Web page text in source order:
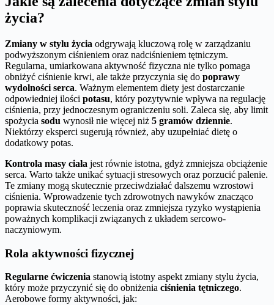
życia?
Zmiany w stylu życia odgrywają kluczową rolę w zarządzaniu
podwyższonym ciśnieniem oraz nadciśnieniem tętniczym.
Regularna, umiarkowana aktywność fizyczna nie tylko pomaga
obniżyć ciśnienie krwi, ale także przyczynia się do poprawy
wydolności serca. Ważnym elementem diety jest dostarczanie
odpowiedniej ilości potasu, który pozytywnie wpływa na regulację
ciśnienia, przy jednoczesnym ograniczeniu soli. Zaleca się, aby limit
spożycia sodu wynosił nie więcej niż 5 gramów dziennie.
Niektórzy eksperci sugerują również, aby uzupełniać dietę o
dodatkowy potas.
Kontrola masy ciała jest równie istotna, gdyż zmniejsza obciążenie
serca. Warto także unikać sytuacji stresowych oraz porzucić palenie.
Te zmiany mogą skutecznie przeciwdziałać dalszemu wzrostowi
ciśnienia. Wprowadzenie tych zdrowotnych nawyków znacząco
poprawia skuteczność leczenia oraz zmniejsza ryzyko wystąpienia
poważnych komplikacji związanych z układem sercowo-
naczyniowym.
Rola aktywności fizycznej
Regularne ćwiczenia stanowią istotny aspekt zmiany stylu życia,
który może przyczynić się do obniżenia ciśnienia tętniczego.
Aerobowe formy aktywności, jak: